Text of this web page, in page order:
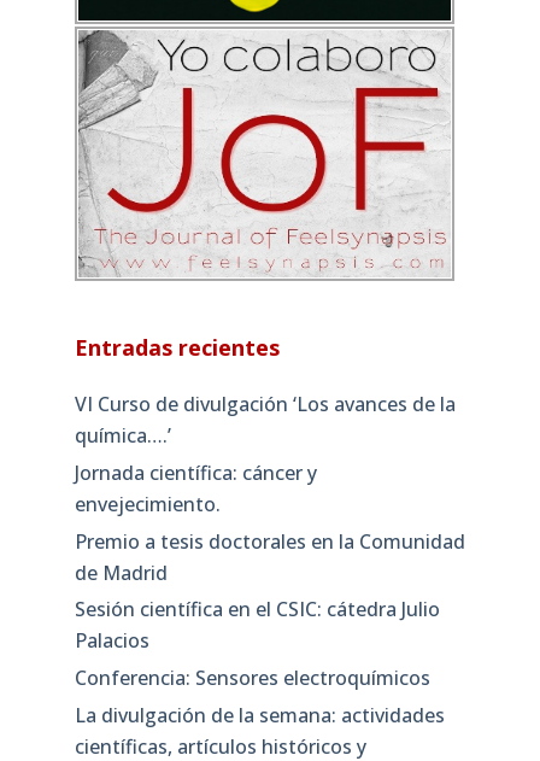
Entradas recientes
VI Curso de divulgación ‘Los avances de la
química….’
Jornada científica: cáncer y
envejecimiento.
Premio a tesis doctorales en la Comunidad
de Madrid
Sesión científica en el CSIC: cátedra Julio
Palacios
Conferencia: Sensores electroquímicos
La divulgación de la semana: actividades
científicas, artículos históricos y